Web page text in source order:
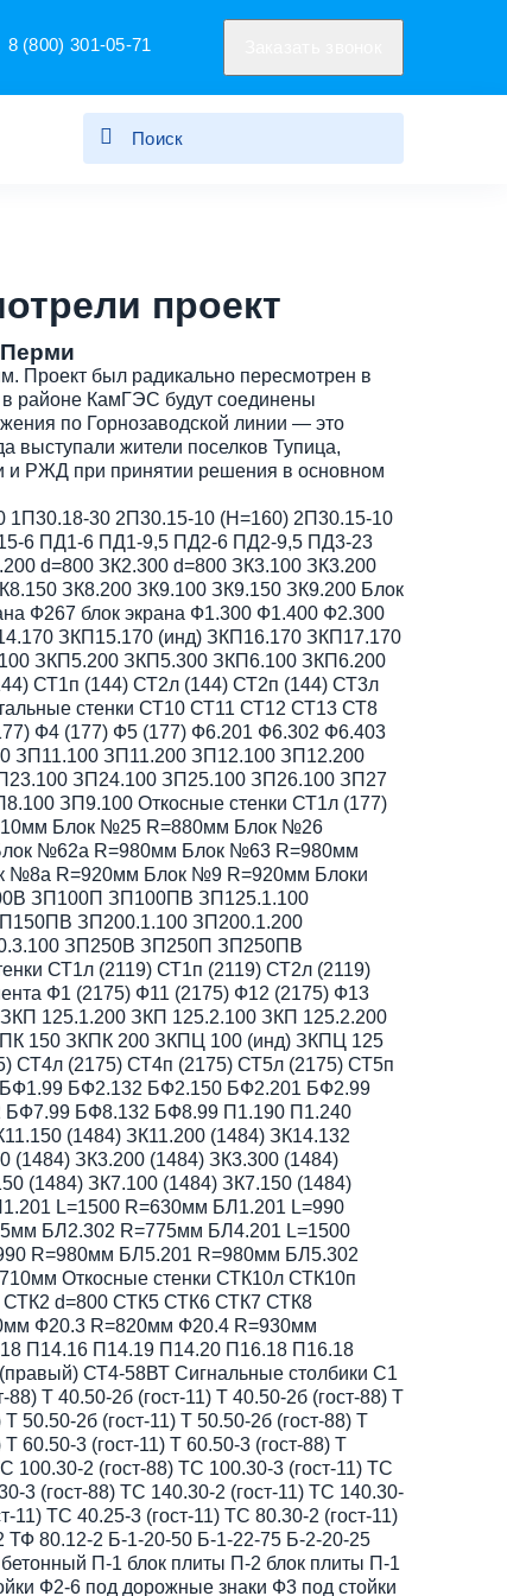
8 (800) 301-05-71
проект
Проект был радикально пересмотрен в
в районе КамГЭС будут соединены
по Горнозаводской линии — это
выступали жители поселков Тупица,
и РЖД при принятии решения в основном
30 2П30.15-10 (H=160) 2П30.15-10
6 ПД1-6 ПД1-9,5 ПД2-6 ПД2-9,5 ПД3-23
d=800 ЗК2.300 d=800 ЗК3.100 ЗК3.200
ЗК8.200 ЗК9.100 ЗК9.150 ЗК9.200 Блок
Ф267 блок экрана Ф1.300 Ф1.400 Ф2.300
ЗКП15.170 (инд) ЗКП16.170 ЗКП17.170
ЗКП5.200 ЗКП5.300 ЗКП6.100 ЗКП6.200
СТ1п (144) СТ2л (144) СТ2п (144) СТ3л
стенки СТ10 СТ11 СТ12 СТ13 СТ8
Ф4 (177) Ф5 (177) Ф6.201 Ф6.302 Ф6.403
ЗП11.100 ЗП11.200 ЗП12.100 ЗП12.200
ЗП24.100 ЗП25.100 ЗП26.100 ЗП27
ЗП9.100 Откосные стенки СТ1л (177)
Блок №25 R=880мм Блок №26
№62а R=980мм Блок №63 R=980мм
№8а R=920мм Блок №9 R=920мм Блоки
ЗП100П ЗП100ПВ ЗП125.1.100
ЗП200.1.100 ЗП200.1.200
ЗП250В ЗП250П ЗП250ПВ
СТ1л (2119) СТ1п (2119) СТ2л (2119)
Ф1 (2175) Ф11 (2175) Ф12 (2175) Ф13
125.1.200 ЗКП 125.2.100 ЗКП 125.2.200
150 ЗКПК 200 ЗКПЦ 100 (инд) ЗКПЦ 125
СТ4л (2175) СТ4п (2175) СТ5л (2175) СТ5п
БФ2.132 БФ2.150 БФ2.201 БФ2.99
БФ8.132 БФ8.99 П1.190 П1.240
(1484) ЗК11.200 (1484) ЗК14.132
(1484) ЗК3.200 (1484) ЗК3.300 (1484)
(1484) ЗК7.100 (1484) ЗК7.150 (1484)
L=1500 R=630мм БЛ1.201 L=990
БЛ2.302 R=775мм БЛ4.201 L=1500
R=980мм БЛ5.201 R=980мм БЛ5.302
Откосные стенки СТК10л СТК10п
d=800 СТК5 СТК6 СТК7 СТК8
Ф20.3 R=820мм Ф20.4 R=930мм
П14.16 П14.19 П14.20 П16.18 П16.18
СТ4-58ВТ Сигнальные столбики С1
Т 40.50-2б (гост-11) Т 40.50-2б (гост-88) Т
50.50-2б (гост-11) Т 50.50-2б (гост-88) Т
60.50-3 (гост-11) Т 60.50-3 (гост-88) Т
2 (гост-88) ТС 100.30-3 (гост-11) ТС
3 (гост-88) ТС 140.30-2 (гост-11) ТС 140.30-
11) ТС 40.25-3 (гост-11) ТС 80.30-2 (гост-11)
ТФ 80.12-2 Б-1-20-50 Б-1-22-75 Б-2-20-25
бетонный П-1 блок плиты П-2 блок плиты П-1
Ф2-6 под дорожные знаки Ф3 под стойки